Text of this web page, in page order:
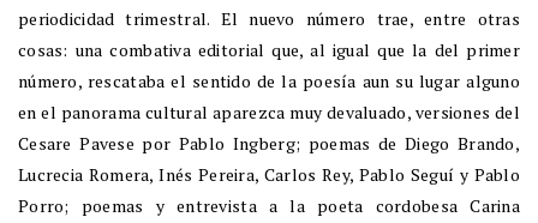
periodicidad trimestral. El nuevo número trae, entre otras
cosas: una combativa editorial que, al igual que la del primer
número, rescataba el sentido de la poesía aun su lugar alguno
en el panorama cultural aparezca muy devaluado, versiones del
Cesare Pavese por Pablo Ingberg; poemas de Diego Brando,
Lucrecia Romera, Inés Pereira, Carlos Rey, Pablo Seguí y Pablo
Porro; poemas y entrevista a la poeta cordobesa Carina